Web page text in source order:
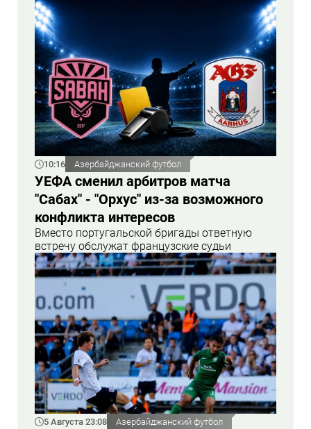
10:16 Азербайджанский футбол
УЕФА сменил арбитров матча
"Сабах" - "Орхус" из-за возможного
конфликта интересов
Вместо португальской бригады ответную
встречу обслужат французские судьи
5 Августа 23:08 Азербайджанский футбол